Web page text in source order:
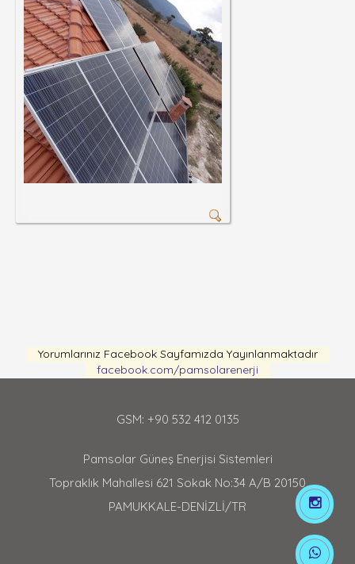
Yorumlarınız Facebook Sayfamızda Yayınlanmaktadır
facebook.com/pamsolarenerji
Pamsolar Güneş Enerjisi Sistemleri
Topraklık Mahallesi 621 Sokak No:34 A/B 20150
PAMUKKALE-DENİZLİ/TR
GSM: +90 532 412 0135